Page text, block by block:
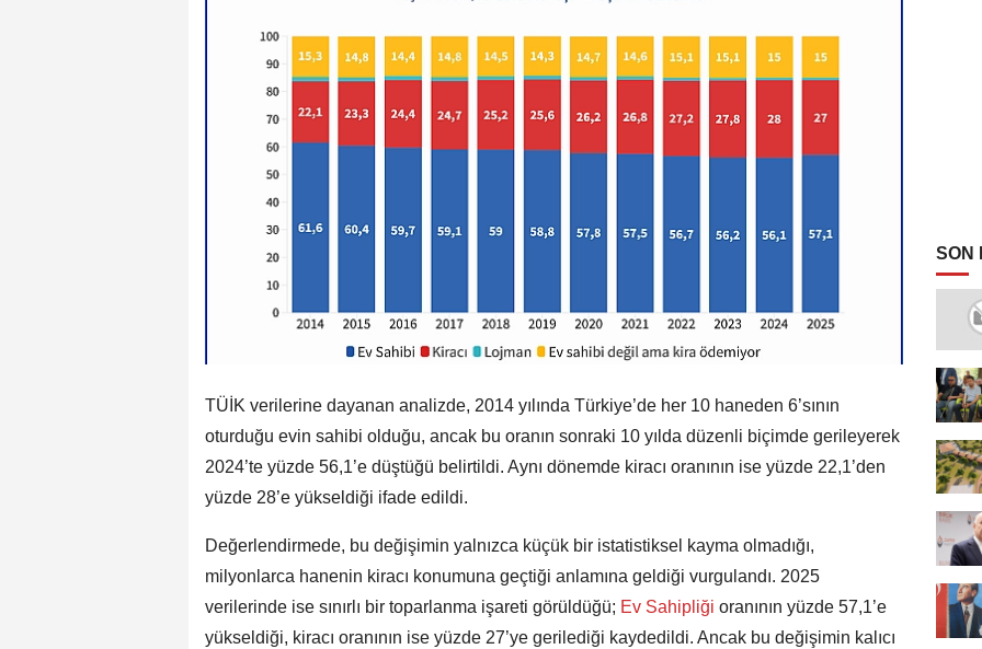
TÜİK verilerine dayanan analizde, 2014 yılında Türkiye’de her 10 haneden 6’sının
oturduğu evin sahibi olduğu, ancak bu oranın sonraki 10 yılda düzenli biçimde gerileyerek
2024’te yüzde 56,1’e düştüğü belirtildi. Aynı dönemde kiracı oranının ise yüzde 22,1’den
yüzde 28’e yükseldiği ifade edildi.
Değerlendirmede, bu değişimin yalnızca küçük bir istatistiksel kayma olmadığı,
milyonlarca hanenin kiracı konumuna geçtiği anlamına geldiği vurgulandı. 2025
verilerinde ise sınırlı bir toparlanma işareti görüldüğü; Ev Sahipliği oranının yüzde 57,1’e
yükseldiği, kiracı oranının ise yüzde 27’ye gerilediği kaydedildi. Ancak bu değişimin kalıcı
SON